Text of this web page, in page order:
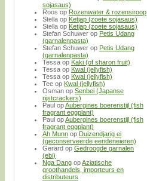
sojasaus)
Roos op Rozenwater & rozensiroop
Stella op Ketjap (zoete sojasaus)
Stella op Ketjap (zoete sojasaus)
Stefan Schuwer op Petis Udang
(garnalenpasta)
Stefan Schuwer op Petis Udang
(garnalenpasta)
Tessa op Kaki (of sharon fruit)
Tessa op Kwal (jellyfish)
Tessa op Kwal (jellyfish)
Tee op Kwal (jellyfish)
Osman op Senbei (Japanse
rijstcrackers)
Paul opAubergines boerenstijl (fish
fragrant eggplant)
Paul opAubergines boerenstijl (fish
fragrant eggplant)
Ah Munn op Duizendjarig ei
(geconserveerde eendeneieren)
Gerard op Gedroogde garnalen
(ebi)
Nga Dang opAziatische
groothandels, importeurs en
distributeurs